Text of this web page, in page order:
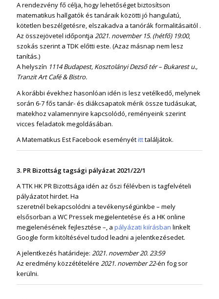
A rendezvény fő célja, hogy lehetőséget biztosítson
matematikus hallgatók és tanáraik közötti jó hangulatú,
kötetlen beszélgetésre, elszakadva a tanórák formalitásaitól .
Az összejövetel időpontja 2021. november 15. (hétfő) 19:00,
szokás szerint a TDK előtti este. (Azaz másnap nem lesz
tanítás.)
A helyszín 1114 Budapest, Kosztolányi Dezső tér – Bukarest u.,
Tranzit Art Café & Bistro.
A korábbi évekhez hasonlóan idén is lesz vetélkedő, melynek
során 6-7 fős tanár- és diákcsapatok mérik össze tudásukat,
matekhoz valamennyire kapcsolódó, reményeink szerint
vicces feladatok megoldásában.
A Matematikus Est Facebook eseményétitttaláljátok.
3. PR Bizottság tagsági pályázat 2021/22/1
A TTK HK PR Bizottsága idén az őszi félévben is tagfelvételi
pályázatot hirdet. Ha
szeretnél bekapcsolódni a tevékenységünkbe – mely
elsősorban a WC Pressek megjelentetése és a HK online
megjelenésének fejlesztése –, a pályázati kiírásban linkelt
Google form kitöltésével tudod leadni a jelentkezésedet.
A jelentkezés határideje: 2021. november 20. 23:59
Az eredmény közzétételére 2021. november 22-én fog sor
kerülni.